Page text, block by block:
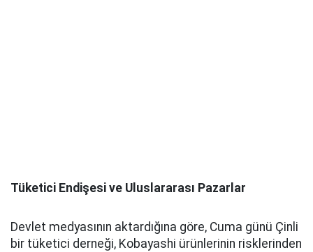
Tüketici Endişesi ve Uluslararası Pazarlar
Devlet medyasının aktardığına göre, Cuma günü Çinli
bir tüketici derneği, Kobayashi ürünlerinin risklerinden